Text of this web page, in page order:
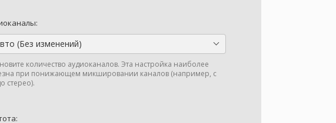
(Без изменений)
количество аудиоканалов. Эта настройка наиболее
при понижающем микшировании каналов (например, с
стерео).